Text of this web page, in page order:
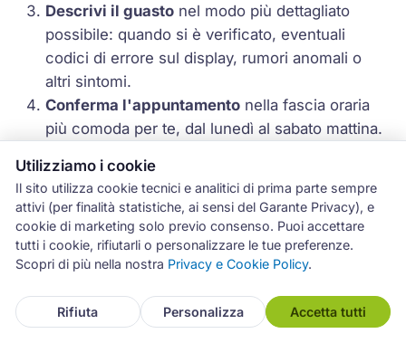
Descrivi il guasto nel modo più dettagliato
possibile: quando si è verificato, eventuali
codici di errore sul display, rumori anomali o
altri sintomi.
Conferma l'appuntamento nella fascia oraria
più comoda per te, dal lunedì al sabato mattina.
direttamente a domicilio e ti comunica il costo
complessivo della riparazione prima di
procedere.
Approvata la riparazione, il tecnico interviene
immediatamente. Al termine riceverai
conferma della garanzia di 12 mesi sui ricambi
installati.
Utilizziamo i cookie
Il sito utilizza cookie tecnici e analitici di prima parte sempre
attivi (per finalità statistiche, ai sensi del Garante Privacy), e
cookie di marketing solo previo consenso. Puoi accettare
tutti i cookie, rifiutarli o personalizzare le tue preferenze.
Scopri di più nella nostra Privacy e Cookie Policy.
Rifiuta Personalizza Accetta tutti